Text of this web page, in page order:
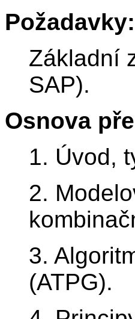
Požadavky:
Základní
SAP).
Osnova
1. Úvod,
2.
3.
(ATPG).